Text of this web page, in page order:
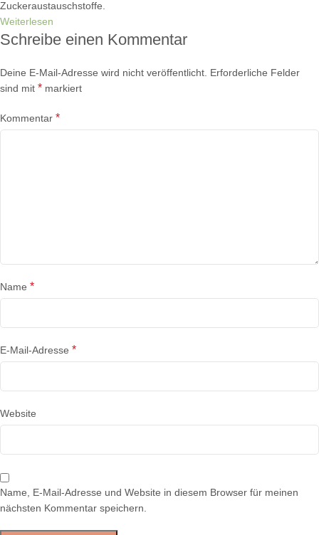
Zuckeraustauschstoffe.
Weiterlesen
Schreibe einen Kommentar
Deine E-Mail-Adresse wird nicht veröffentlicht. Erforderliche Felder
sind mit * markiert
Kommentar *
Name *
E-Mail-Adresse *
Website
Name, E-Mail-Adresse und Website in diesem Browser für meinen
nächsten Kommentar speichern.